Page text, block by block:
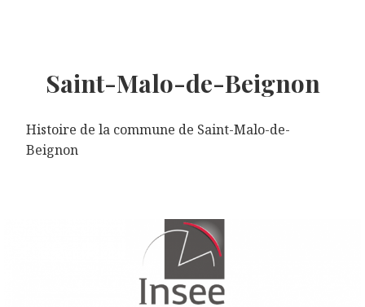
Saint-Malo-de-Beignon
Histoire de la commune de Saint-Malo-de-
Beignon